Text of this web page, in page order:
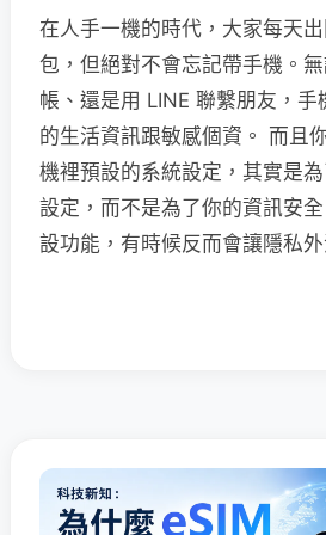
在人手一機的時代，大家每天
包，但絕對不會忘記帶手機。
帳、還是用 LINE 聯繫朋友，
的生活資訊跟敏感個資。 而且
機裡預設的系統設定，其實是
設定，而不是為了你的資訊安
設功能，有時候反而會讓隱私外